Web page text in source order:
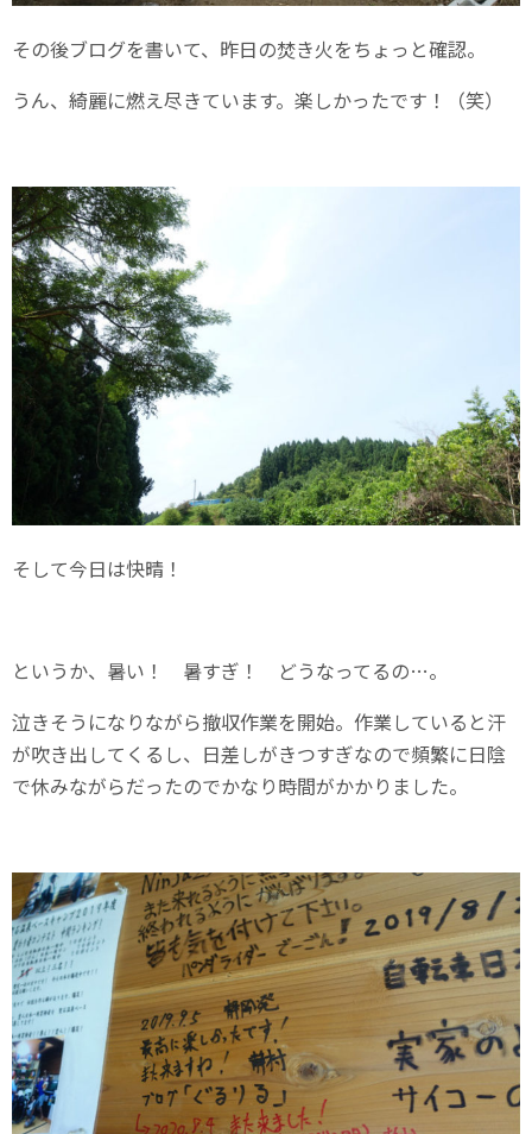
その後ブログを書いて、昨日の焚き火をちょっと確認。
うん、綺麗に燃え尽きています。楽しかったです！（笑）
そして今日は快晴！
というか、暑い！ 暑すぎ！ どうなってるの…。
泣きそうになりながら撤収作業を開始。作業していると汗
が吹き出してくるし、日差しがきつすぎなので頻繁に日陰
で休みながらだったのでかなり時間がかかりました。